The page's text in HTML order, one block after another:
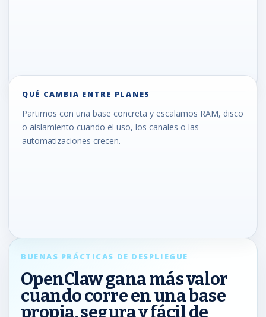
QUÉ CAMBIA ENTRE PLANES
Partimos con una base concreta y escalamos RAM, disco
o aislamiento cuando el uso, los canales o las
automatizaciones crecen.
BUENAS PRÁCTICAS DE DESPLIEGUE
OpenClaw gana más valor
cuando corre en una base
propia, segura y fácil de